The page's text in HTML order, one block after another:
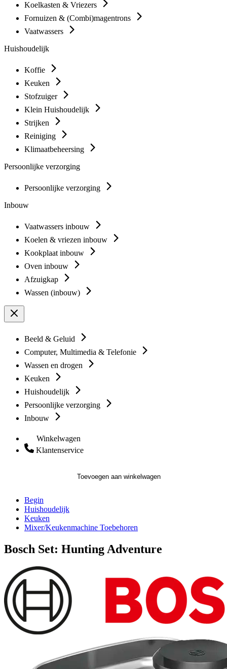
Koelkasten & Vriezers
Fornuizen & (Combi)magentrons
Vaatwassers
Huishoudelijk
Koffie
Keuken
Stofzuiger
Klein Huishoudelijk
Strijken
Reiniging
Klimaatbeheersing
Persoonlijke verzorging
Persoonlijke verzorging
Inbouw
Vaatwassers inbouw
Koelen & vriezen inbouw
Kookplaat inbouw
Oven inbouw
Afzuigkap
Wassen (inbouw)
Beeld & Geluid
Computer, Multimedia & Telefonie
Wassen en drogen
Keuken
Huishoudelijk
Persoonlijke verzorging
Inbouw
Winkelwagen
Klantenservice
Toevoegen aan winkelwagen
Begin
Huishoudelijk
Keuken
Mixer/Keukenmachine Toebehoren
Bosch Set: Hunting Adventure